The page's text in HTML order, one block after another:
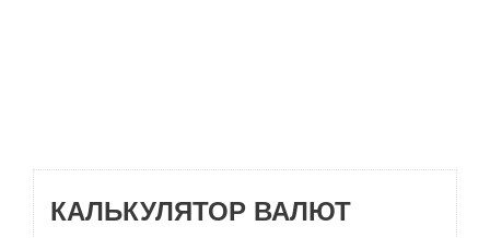
КАЛЬКУЛЯТОР ВАЛЮТ